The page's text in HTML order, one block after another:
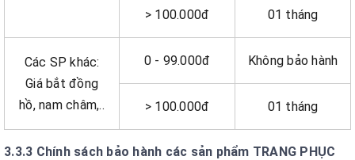
> 100.000đ 01 tháng
Các SP khác:
Giá bắt đồng
hồ, nam châm,..
0 - 99.000đ Không bảo hành
> 100.000đ 01 tháng
3.3.3 Chính sách bảo hành các sản phẩm TRANG PHỤC